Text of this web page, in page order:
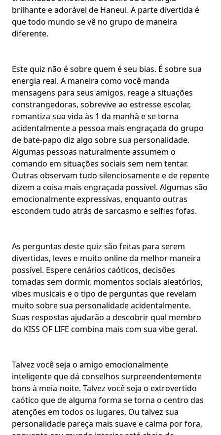
brilhante e adorável de Haneul. A parte divertida é
que todo mundo se vê no grupo de maneira
diferente.
Este quiz não é sobre quem é seu bias. É sobre sua
energia real. A maneira como você manda
mensagens para seus amigos, reage a situações
constrangedoras, sobrevive ao estresse escolar,
romantiza sua vida às 1 da manhã e se torna
acidentalmente a pessoa mais engraçada do grupo
de bate-papo diz algo sobre sua personalidade.
Algumas pessoas naturalmente assumem o
comando em situações sociais sem nem tentar.
Outras observam tudo silenciosamente e de repente
dizem a coisa mais engraçada possível. Algumas são
emocionalmente expressivas, enquanto outras
escondem tudo atrás de sarcasmo e selfies fofas.
As perguntas deste quiz são feitas para serem
divertidas, leves e muito online da melhor maneira
possível. Esperecenários caóticos, decisões
tomadas sem dormir, momentos sociais aleatórios,
vibes musicais e o tipo de perguntas que revelam
muito sobre sua personalidadeacidentalmente.
Suas respostas ajudarão a descobrir qual membro
do KISS OF LIFE combina mais com sua vibe geral.
Talvez você seja o amigo emocionalmente
inteligente que dá conselhos surpreendentemente
bons à meia-noite. Talvez você seja o extrovertido
caótico que de alguma forma se torna o centro das
atenções em todos os lugares. Ou talvez sua
personalidade pareça mais suave e calma por fora,